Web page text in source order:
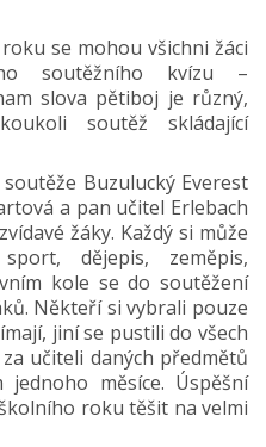
se mohou všichni žáci
soutěžního kvízu –
slova pětiboj je různý,
soutěž skládající
Buzulucký Everest
a pan učitel Erlebach
žáky. Každý si může
dějepis, zeměpis,
kole se do soutěžení
Někteří si vybrali pouze
jiní se pustili do všech
učiteli daných předmětů
měsíce. Úspěšní
roku těšit na velmi